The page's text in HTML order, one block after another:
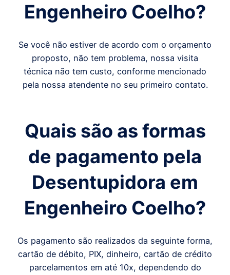
Engenheiro Coelho?
Se você não estiver de acordo com o orçamento
proposto, não tem problema, nossa visita
técnica não tem custo, conforme mencionado
pela nossa atendente no seu primeiro contato.
Quais são as formas
de pagamento pela
Desentupidora em
Engenheiro Coelho?
Os pagamento são realizados da seguinte forma,
cartão de débito, PIX, dinheiro, cartão de crédito
parcelamentos em até 10x, dependendo do